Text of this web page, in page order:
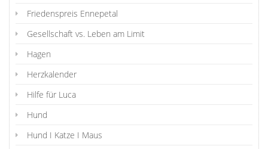
Friedenspreis Ennepetal
Gesellschaft vs. Leben am Limit
Hagen
Herzkalender
Hilfe für Luca
Hund
Hund I Katze I Maus